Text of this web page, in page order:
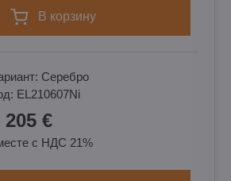
в корзину
Cеребро
EL210607Ni
205 €
с НДС 21%